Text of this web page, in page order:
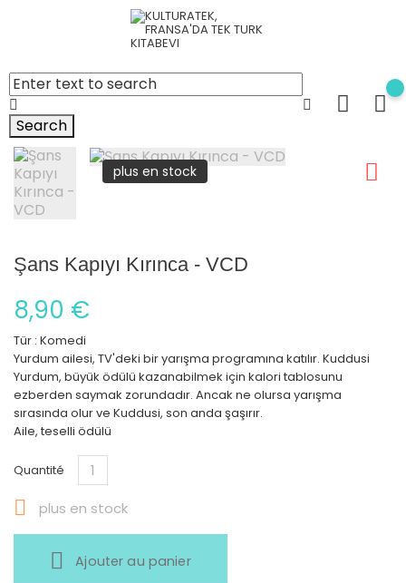
Search
plus en stock
Şans Kapıyı Kırınca - VCD
8,90 €
Tür : Komedi
Yurdum ailesi, TV'deki bir yarışma programına katılır. Kuddusi
Yurdum, büyük ödülü kazanabilmek için kalori tablosunu
ezberden saymak zorundadır. Ancak ne olursa yarışma
sırasında olur ve Kuddusi, son anda şaşırır.
Aile, teselli ödülü
Quantité
 plus en stock
Ajouter au panier